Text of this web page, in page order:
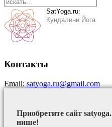
SatYoga.ru:
Кундалини Йога
Контакты
Email:satyoga.ru@gmail.com
Приобретите сайт
нише!